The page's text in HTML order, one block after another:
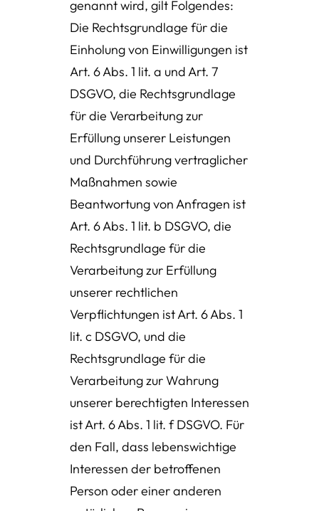
genannt wird, gilt Folgendes:
Die Rechtsgrundlage für die
Einholung von Einwilligungen ist
Art. 6 Abs. 1 lit. a und Art. 7
DSGVO, die Rechtsgrundlage
für die Verarbeitung zur
Erfüllung unserer Leistungen
und Durchführung vertraglicher
Maßnahmen sowie
Beantwortung von Anfragen ist
Art. 6 Abs. 1 lit. b DSGVO, die
Rechtsgrundlage für die
Verarbeitung zur Erfüllung
unserer rechtlichen
Verpflichtungen ist Art. 6 Abs. 1
lit. c DSGVO, und die
Rechtsgrundlage für die
Verarbeitung zur Wahrung
unserer berechtigten Interessen
ist Art. 6 Abs. 1 lit. f DSGVO. Für
den Fall, dass lebenswichtige
Interessen der betroffenen
Person oder einer anderen